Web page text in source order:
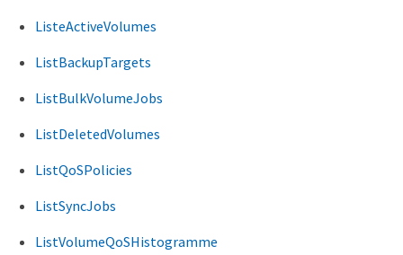
ListeActiveVolumes
ListBackupTargets
ListBulkVolumeJobs
ListDeletedVolumes
ListQoSPolicies
ListSyncJobs
ListVolumeQoSHistogramme